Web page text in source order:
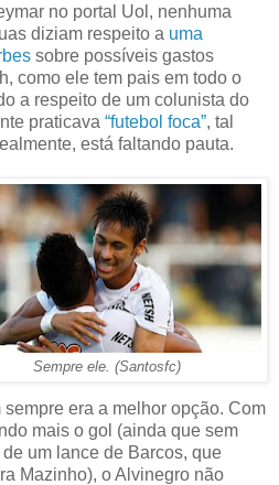
no portal Uol, nenhuma
diziam respeito a uma
sobre possíveis gastos
como ele tem pais em todo o
a respeito de um colunista do
praticava “futebol foca”, tal
está faltando pauta.
Sempre ele. (Santosfc)
era a melhor opção. Com
mais o gol (ainda que sem
um lance de Barcos, que
Mazinho), o Alvinegro não